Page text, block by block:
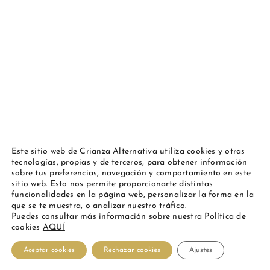
Copyright 2023 Amarsupiel | Aviso legal | Política de cookies
Todos los derechos reservados
FacebookInstagramYouTubePersonalizado
Este sitio web de Crianza Alternativa utiliza cookies y otras
tecnologías, propias y de terceros, para obtener información
sobre tus preferencias, navegación y comportamiento en este
sitio web. Esto nos permite proporcionarte distintas
funcionalidades en la página web, personalizar la forma en la
que se te muestra, o analizar nuestro tráfico.
Puedes consultar más información sobre nuestra Política de
cookies AQUÍ
Aceptar cookies Rechazar cookies Ajustes